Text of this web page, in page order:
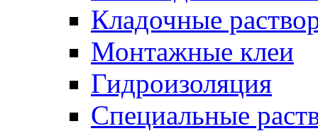
Кладочные
Монтажные клеи
Гидроизоляция
Специальные